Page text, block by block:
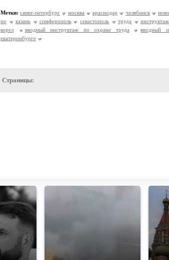
Метки: санкт-петербург москва краснодар челябинск
по
казань симферополь севастополь труда инструктаж
корел
вводный инструктаж по охране труда
вводный
екатеринбурге
Страницы: